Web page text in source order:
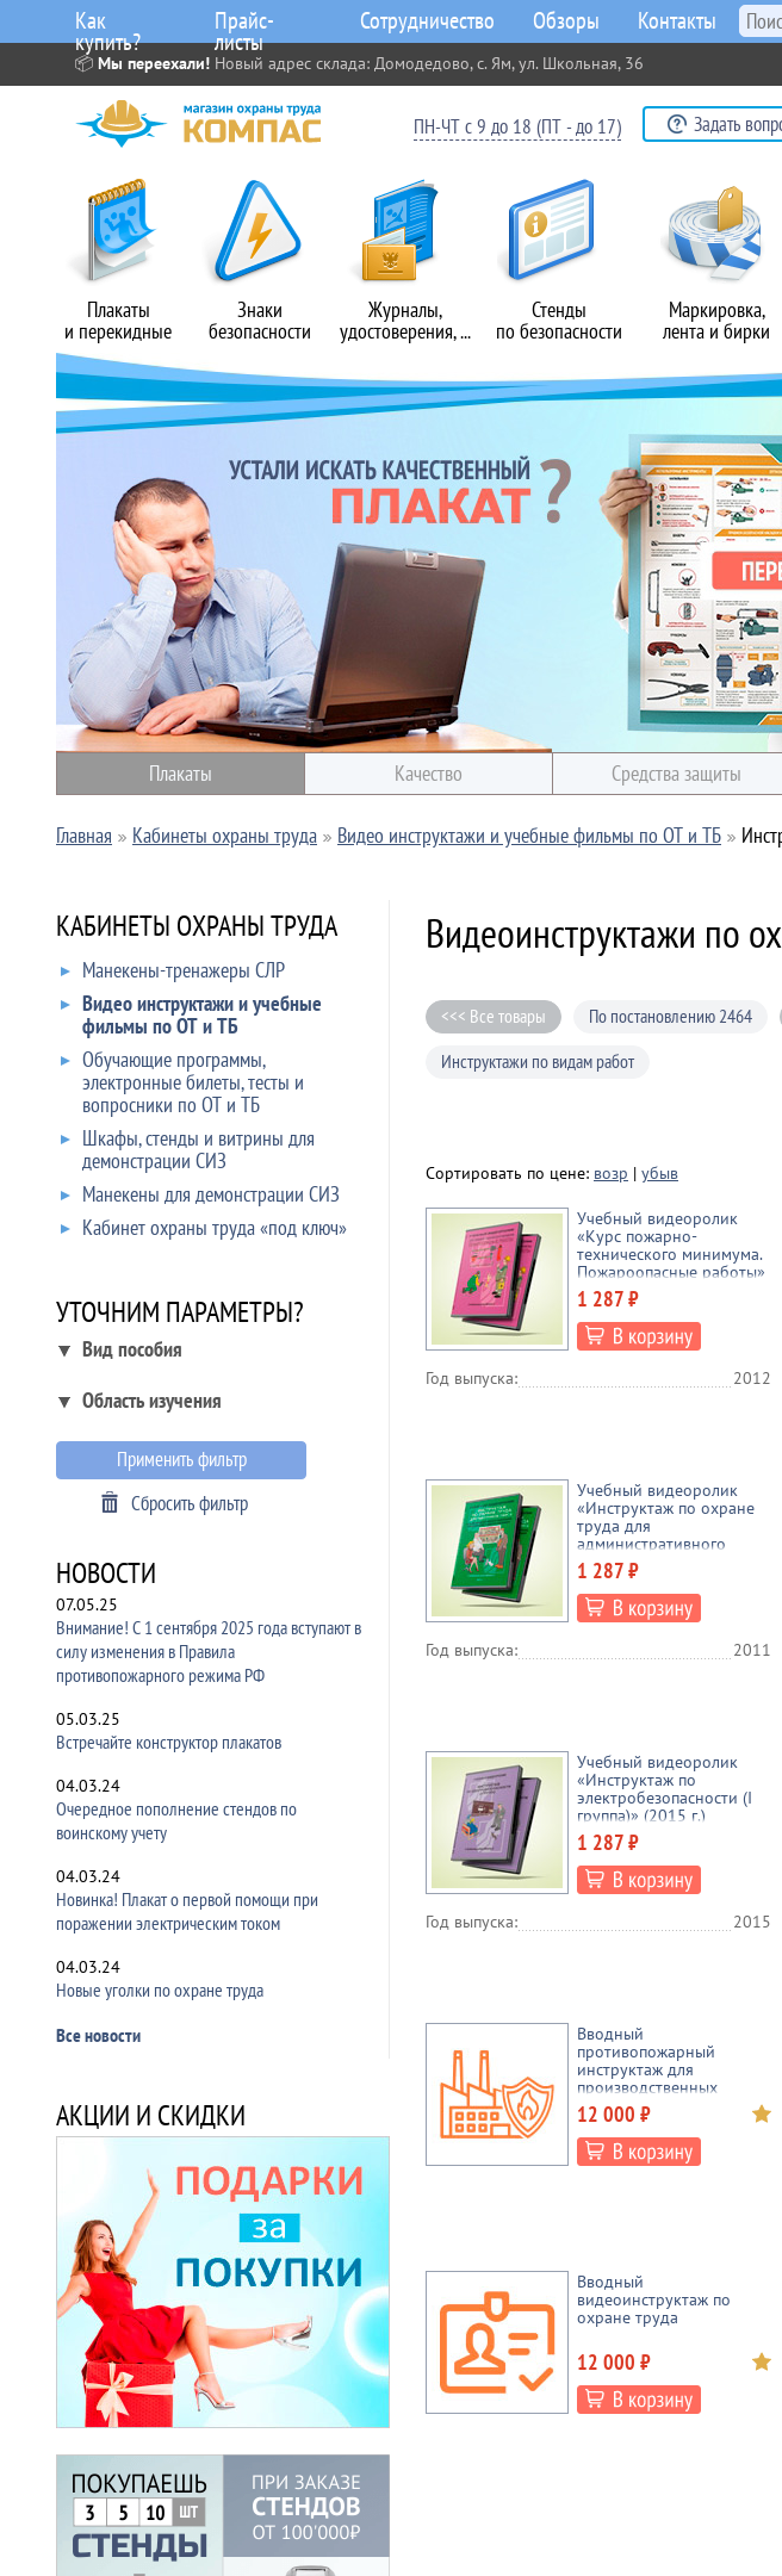
📦 Мы переехали! Новый адрес склада: Домодедово, с. Ям, ул. Школьная, 36
Плакаты
и перекидные
Знаки
безопасности
Журналы,
удостоверения, ...
Стенды
по безопасности
Маркировка,
лента и бирки
Как
купить?
Прайс-
листы
Сотрудничество Обзоры Контакты
ПН-ЧТ с 9 до 18 (ПТ - до 17) Задать
Плакаты Качество Средства защиты
Главная Кабинеты охраны труда Видео инструктажи и учебные фильмы по ОТ и ТБ
КАБИНЕТЫ ОХРАНЫ ТРУДА
Манекены-тренажеры СЛР
Видео инструктажи и учебные
фильмы по ОТ и ТБ
Обучающие программы,
электронные билеты, тесты и
вопросники по ОТ и ТБ
Шкафы, стенды и витрины для
демонстрации СИЗ
Манекены для демонстрации СИЗ
Кабинет охраны труда «под ключ»
УТОЧНИМ ПАРАМЕТРЫ?
Вид пособия
Область изучения
Применить фильтр
Сбросить фильтр
НОВОСТИ
07.05.25
Внимание! С 1 сентября 2025 года вступают в
силу изменения в Правила
противопожарного режима РФ
05.03.25
Встречайте конструктор плакатов
04.03.24
Очередное пополнение стендов по
воинскому учету
04.03.24
Новинка! Плакат о первой помощи при
поражении электрическим током
04.03.24
Новые уголки по охране труда
Все новости
АКЦИИ И СКИДКИ
Видеоинструктажи по
<<< Все товары По постановлению 2464
Инструктажи по видам работ
Сортировать по цене: возр | убыв
Учебный видеоролик
«Курс пожарно-
технического минимума.
Пожароопасные работы»
(2012 г.)
1 287 ₽
Год выпуска: 2012
Учебный видеоролик
«Инструктаж по охране
труда для
административного
персонала, специалистов
и других служащих»
(2011 г.)
1 287 ₽
Год выпуска: 2011
Учебный видеоролик
«Инструктаж по
электробезопасности (I
группа)» (2015 г.)
1 287 ₽
Год выпуска: 2015
Вводный
противопожарный
инструктаж для
производственных
предприятий
12 000 ₽
Вводный
видеоинструктаж по
охране труда
12 000 ₽